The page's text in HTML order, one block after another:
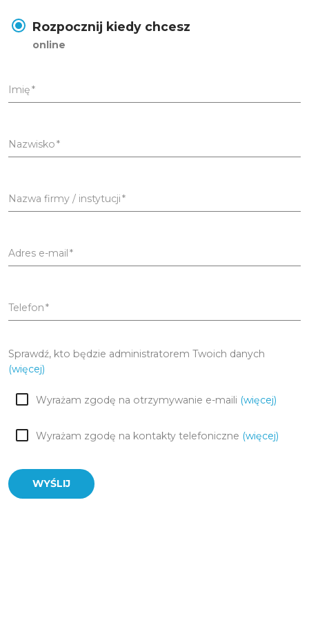
Rozpocznij kiedy chcesz
online
Imię
Nazwisko
Nazwa firmy / instytucji
Adres e-mail
Telefon
Sprawdź, kto będzie administratorem Twoich danych
(więcej)
Wyrażam zgodę na otrzymywanie e-maili (więcej)
Wyrażam zgodę na kontakty telefoniczne (więcej)
WYŚLIJ